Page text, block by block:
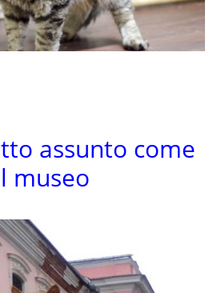
assunto come
museo